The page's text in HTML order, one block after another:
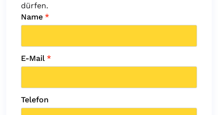
dürfen.
Name *
E-Mail *
Telefon